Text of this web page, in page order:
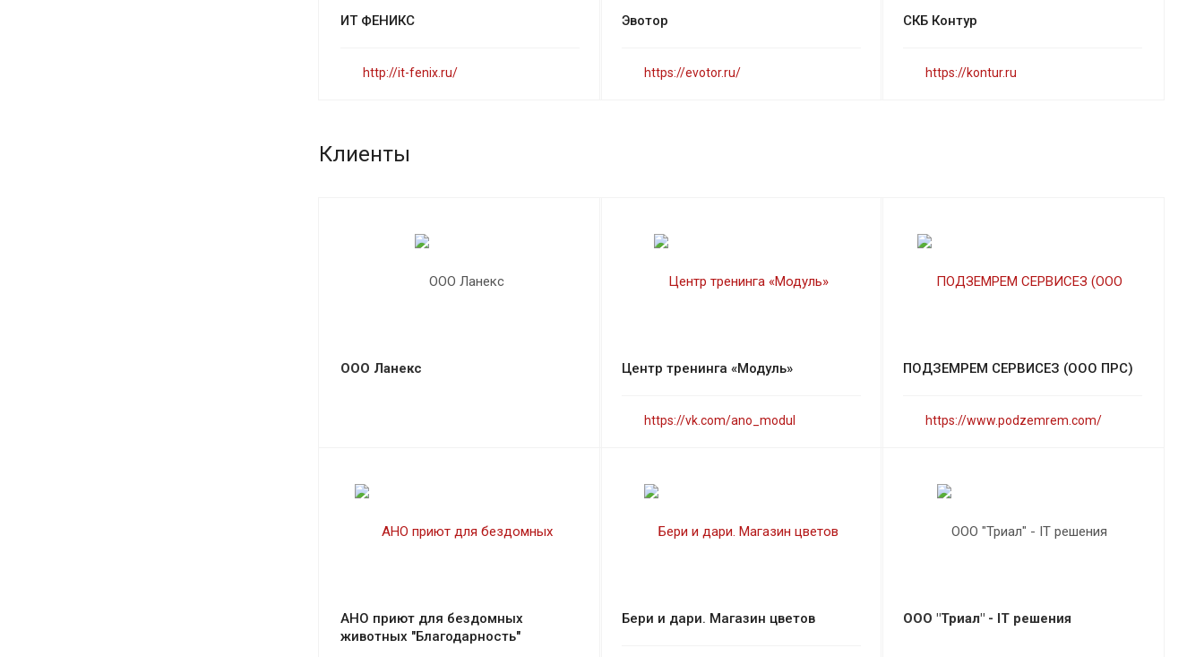
ИТ ФЕНИКС
http://it-fenix.ru/
Эвотор
https://evotor.ru/
СКБ Контур
https://kontur.ru
Клиенты
ООО Ланекс Центр тренинга «Модуль»
https://vk.com/ano_modul
ПОДЗЕМРЕМ СЕРВИСЕЗ (ООО ПРС)
https://www.podzemrem.com/
АНО приют для бездомных
животных "Благодарность"
Бери и дари. Магазин цветов ООО "Триал" - IT решения